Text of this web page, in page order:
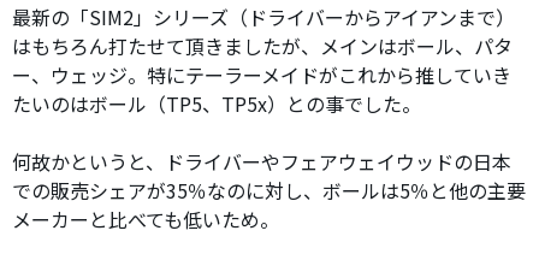
最新の「SIM2」シリーズ（ドライバーからアイアンまで）
はもちろん打たせて頂きましたが、メインはボール、パタ
ー、ウェッジ。特にテーラーメイドがこれから推していき
たいのはボール（TP5、TP5x）との事でした。
何故かというと、ドライバーやフェアウェイウッドの日本
での販売シェアが35％なのに対し、ボールは5％と他の主要
メーカーと比べても低いため。